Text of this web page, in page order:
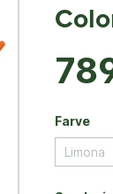
Farve
Limona